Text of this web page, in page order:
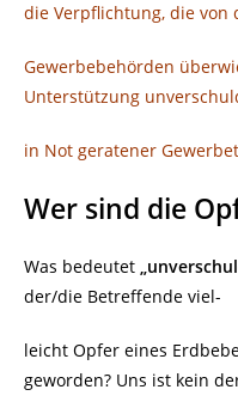
die Verpflichtung, die von
Gewerbebehörden
Unterstützung
in Not geratener
Wer sind die
Was bedeutet
der/die Betreffende viel-
leicht Opfer eines
geworden? Uns ist kein